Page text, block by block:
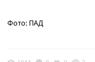
Фото: ПАД